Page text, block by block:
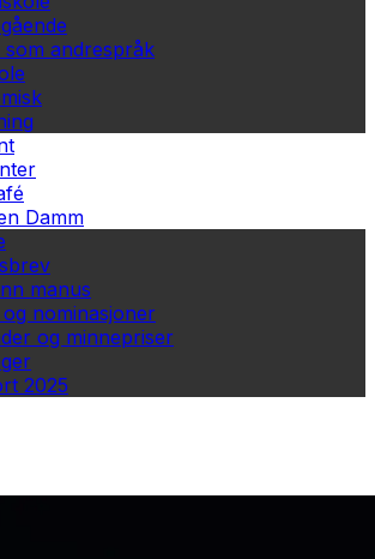
som andrespråk
Damm
manus
nominasjoner
og minnepriser
2025